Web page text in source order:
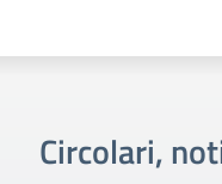
Circolari,